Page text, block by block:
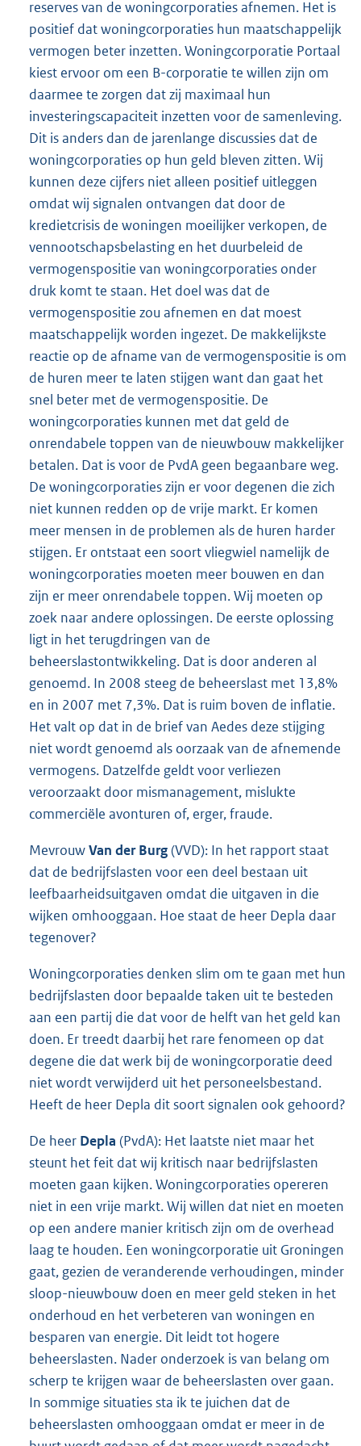
reserves van de woningcorporaties afnemen. Het is
positief dat woningcorporaties hun maatschappelijk
vermogen beter inzetten. Woningcorporatie Portaal
kiest ervoor om een B-corporatie te willen zijn om
daarmee te zorgen dat zij maximaal hun
investeringscapaciteit inzetten voor de samenleving.
Dit is anders dan de jarenlange discussies dat de
woningcorporaties op hun geld bleven zitten. Wij
kunnen deze cijfers niet alleen positief uitleggen
omdat wij signalen ontvangen dat door de
kredietcrisis de woningen moeilijker verkopen, de
vennootschapsbelasting en het duurbeleid de
vermogenspositie van woningcorporaties onder
druk komt te staan. Het doel was dat de
vermogenspositie zou afnemen en dat moest
maatschappelijk worden ingezet. De makkelijkste
reactie op de afname van de vermogenspositie is om
de huren meer te laten stijgen want dan gaat het
snel beter met de vermogenspositie. De
woningcorporaties kunnen met dat geld de
onrendabele toppen van de nieuwbouw makkelijker
betalen. Dat is voor de PvdA geen begaanbare weg.
De woningcorporaties zijn er voor degenen die zich
niet kunnen redden op de vrije markt. Er komen
meer mensen in de problemen als de huren harder
stijgen. Er ontstaat een soort vliegwiel namelijk de
woningcorporaties moeten meer bouwen en dan
zijn er meer onrendabele toppen. Wij moeten op
zoek naar andere oplossingen. De eerste oplossing
ligt in het terugdringen van de
beheerslastontwikkeling. Dat is door anderen al
genoemd. In 2008 steeg de beheerslast met 13,8%
en in 2007 met 7,3%. Dat is ruim boven de inflatie.
Het valt op dat in de brief van Aedes deze stijging
niet wordt genoemd als oorzaak van de afnemende
vermogens. Datzelfde geldt voor verliezen
veroorzaakt door mismanagement, mislukte
commerciële avonturen of, erger, fraude.
MevrouwVan der Burg(VVD): In het rapport staat
dat de bedrijfslasten voor een deel bestaan uit
leefbaarheidsuitgaven omdat die uitgaven in die
wijken omhooggaan. Hoe staat de heer Depla daar
tegenover?
Woningcorporaties denken slim om te gaan met hun
bedrijfslasten door bepaalde taken uit te besteden
aan een partij die dat voor de helft van het geld kan
doen. Er treedt daarbij het rare fenomeen op dat
degene die dat werk bij de woningcorporatie deed
niet wordt verwijderd uit het personeelsbestand.
Heeft de heer Depla dit soort signalen ook gehoord?
De heer Depla (PvdA): Het laatste niet maar het
steunt het feit dat wij kritisch naar bedrijfslasten
moeten gaan kijken. Woningcorporaties opereren
niet in een vrije markt. Wij willen dat niet en moeten
op een andere manier kritisch zijn om de overhead
laag te houden. Een woningcorporatie uit Groningen
gaat, gezien de veranderende verhoudingen, minder
sloop-nieuwbouw doen en meer geld steken in het
onderhoud en het verbeteren van woningen en
besparen van energie. Dit leidt tot hogere
beheerslasten. Nader onderzoek is van belang om
scherp te krijgen waar de beheerslasten over gaan.
In sommige situaties sta ik te juichen dat de
beheerslasten omhooggaan omdat er meer in de